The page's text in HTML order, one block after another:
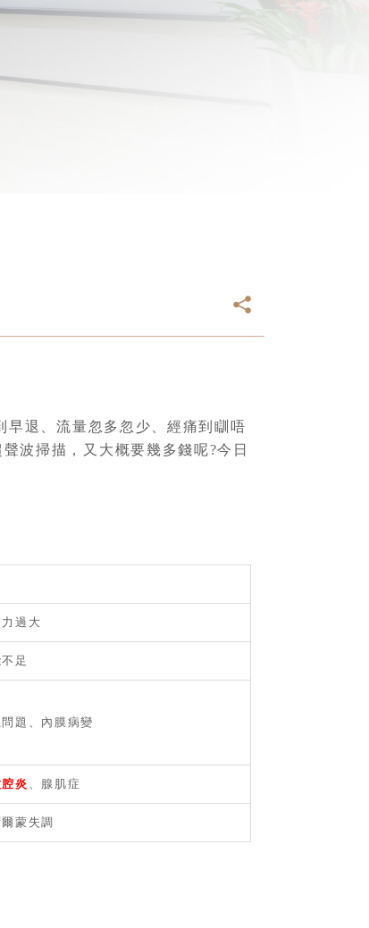
早退、流量忽多忽少、經痛到瞓唔
波掃描，又大概要幾多錢呢?今日
過大
足
題、內膜病變
炎 、腺肌症
蒙失調